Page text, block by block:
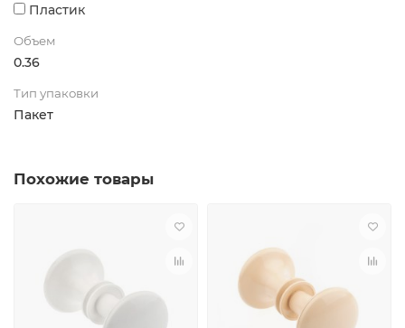
Пластик
Объем
0.36
Тип упаковки
Пакет
Похожие товары